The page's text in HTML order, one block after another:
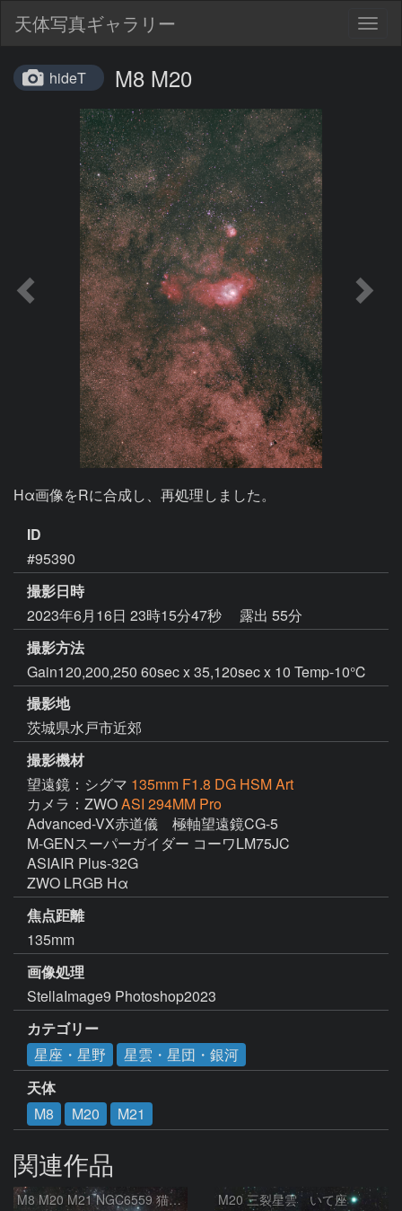
天体写真ギャラリー
hideT M8 M20
Hα画像をRに合成し、再処理しました。
ID
#95390
撮影日時
2023年6月16日 23時15分47秒
露出 55分
撮影方法
Gain120,200,250 60sec x 35,120sec x 10 Temp-10℃
撮影地
茨城県水戸市近郊
撮影機材
望遠鏡：シグマ 135mm F1.8 DG HSM Art
カメラ：ZWOASI 294MM Pro
Advanced-VX赤道儀　極軸望遠鏡CG-5
M-GENスーパーガイダー コーワLM75JC
ASIAIR Plus-32G
ZWO LRGB Hα
焦点距離
135mm
画像処理
StellaImage9 Photoshop2023
カテゴリー
星座・星野
星雲・星団・銀河
天体
M8
M20 M21
関連作品
M8 M20 M21 NGC6559 猫の手星雲 いて座 M20 三裂星雲 いて座